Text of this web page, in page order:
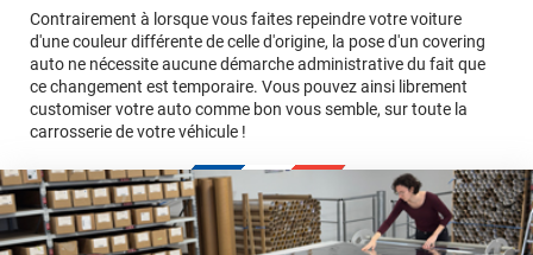
Contrairement à lorsque vous faites repeindre votre voiture
d'une couleur différente de celle d'origine, la pose d'un covering
auto ne nécessite aucune démarche administrative du fait que
ce changement est temporaire. Vous pouvez ainsi librement
customiser votre auto comme bon vous semble, sur toute la
carrosserie de votre véhicule !
Multipliez ce résultat par 3.
conseillers
commerciaux
Le covering peut s'enlever à tout moment
Le covering revient moins cher
calculateur